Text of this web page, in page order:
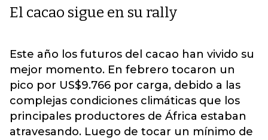
El cacao sigue en su rally
Este año los futuros del cacao han vivido su
mejor momento. En febrero tocaron un
pico por US$9.766 por carga, debido a las
complejas condiciones climáticas que los
principales productores de África estaban
atravesando. Luego de tocar un mínimo de